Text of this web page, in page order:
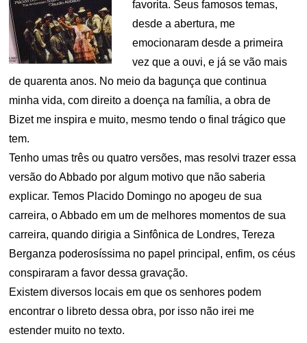
favorita. Seus famosos temas,
desde a abertura, me
emocionaram desde a primeira
vez que a ouvi, e já se vão mais
de quarenta anos. No meio da bagunça que continua
minha vida, com direito a doença na família, a obra de
Bizet me inspira e muito, mesmo tendo o final trágico que
tem.
Tenho umas três ou quatro versões, mas resolvi trazer essa
versão do Abbado por algum motivo que não saberia
explicar. Temos Placido Domingo no apogeu de sua
carreira, o Abbado em um de melhores momentos de sua
carreira, quando dirigia a Sinfônica de Londres, Tereza
Berganza poderosíssima no papel principal, enfim, os céus
conspiraram a favor dessa gravação.
Existem diversos locais em que os senhores podem
encontrar o libreto dessa obra, por isso não irei me
estender muito no texto.